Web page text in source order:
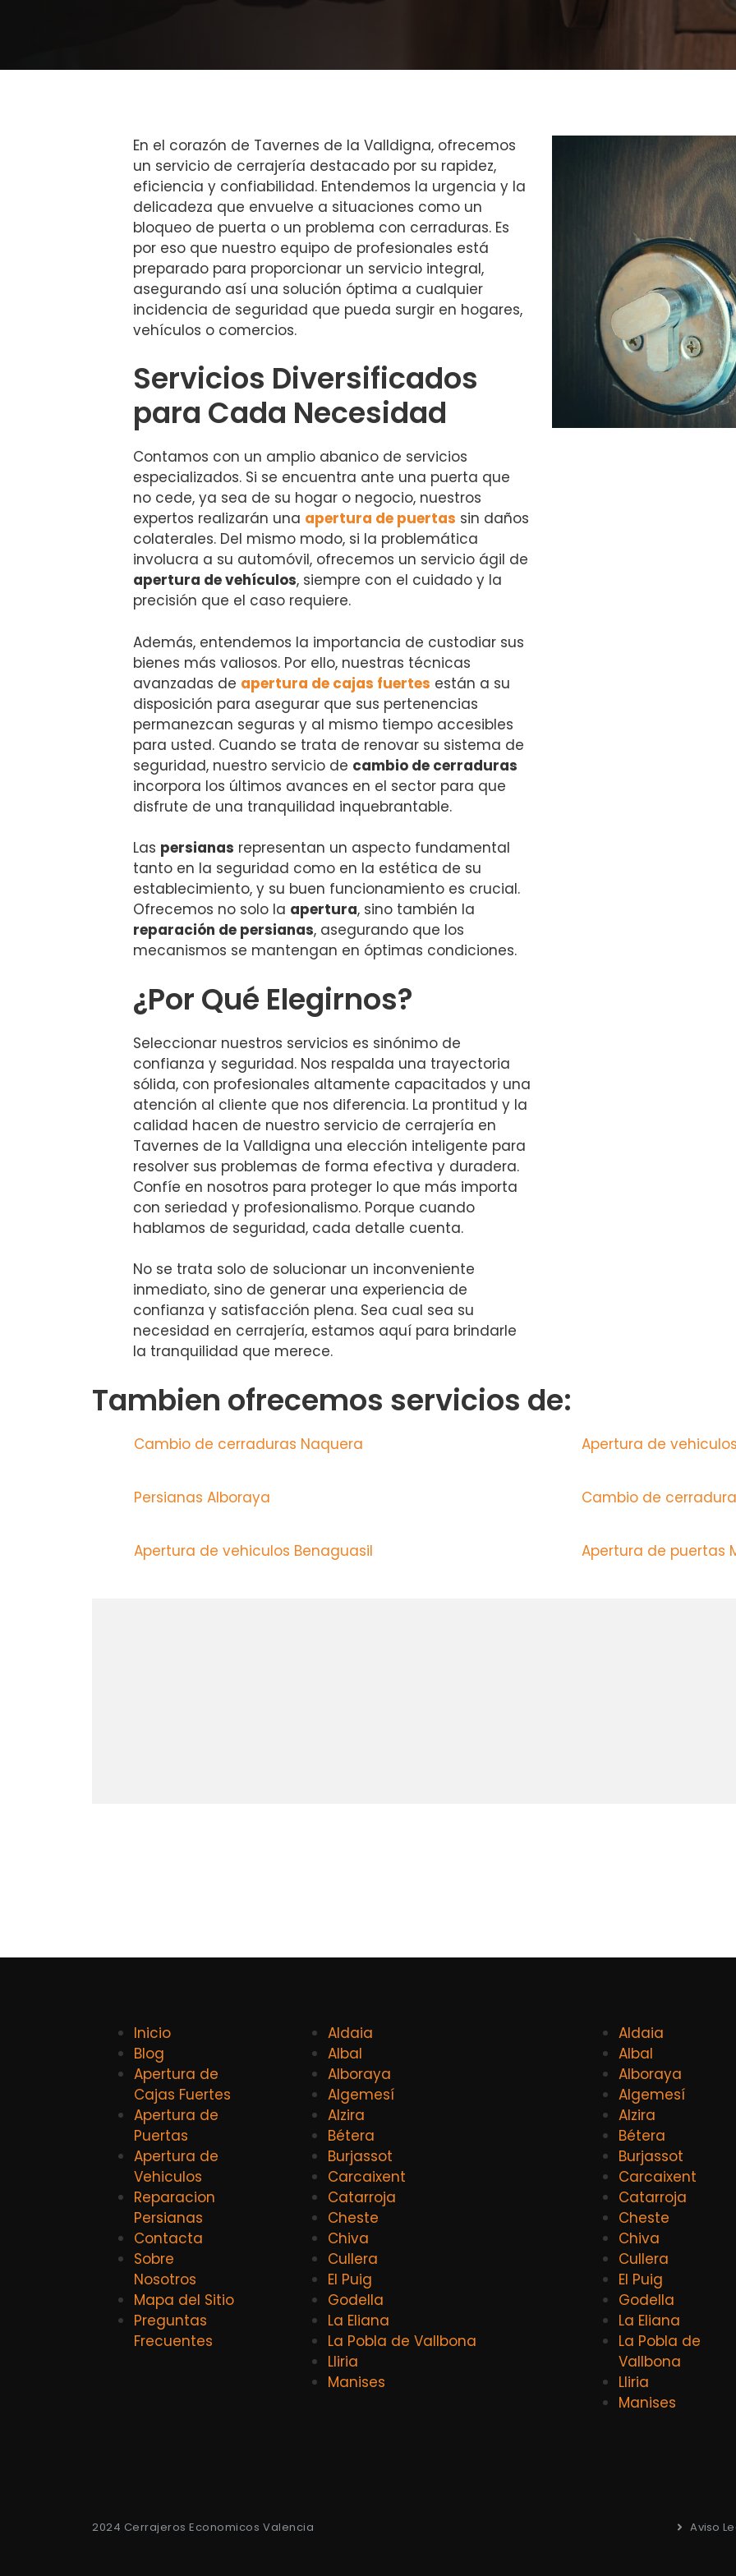
En el corazón de Tavernes de la Valldigna, ofrecemos
un servicio de cerrajería destacado por su rapidez,
eficiencia y confiabilidad. Entendemos la urgencia y la
delicadeza que envuelve a situaciones como un
bloqueo de puerta o un problema con cerraduras. Es
por eso que nuestro equipo de profesionales está
preparado para proporcionar un servicio integral,
asegurando así una solución óptima a cualquier
incidencia de seguridad que pueda surgir en hogares,
vehículos o comercios.
Servicios Diversificados
para Cada Necesidad
Contamos con un amplio abanico de servicios
especializados. Si se encuentra ante una puerta que
no cede, ya sea de su hogar o negocio, nuestros
expertos realizarán una apertura de puertas sin daños
colaterales. Del mismo modo, si la problemática
involucra a su automóvil, ofrecemos un servicio ágil de
apertura de vehículos, siempre con el cuidado y la
precisión que el caso requiere.
Además, entendemos la importancia de custodiar sus
bienes más valiosos. Por ello, nuestras técnicas
avanzadas de apertura de cajas fuertes están a su
disposición para asegurar que sus pertenencias
permanezcan seguras y al mismo tiempo accesibles
para usted. Cuando se trata de renovar su sistema de
seguridad, nuestro servicio de cambio de cerraduras
incorpora los últimos avances en el sector para que
disfrute de una tranquilidad inquebrantable.
Las persianas representan un aspecto fundamental
tanto en la seguridad como en la estética de su
establecimiento, y su buen funcionamiento es crucial.
Ofrecemos no solo la apertura, sino también la
reparación de persianas, asegurando que los
mecanismos se mantengan en óptimas condiciones.
¿Por Qué Elegirnos?
Seleccionar nuestros servicios es sinónimo de
confianza y seguridad. Nos respalda una trayectoria
sólida, con profesionales altamente capacitados y una
atención al cliente que nos diferencia. La prontitud y la
calidad hacen de nuestro servicio de cerrajería en
Tavernes de la Valldigna una elección inteligente para
resolver sus problemas de forma efectiva y duradera.
Confíe en nosotros para proteger lo que más importa
con seriedad y profesionalismo. Porque cuando
hablamos de seguridad, cada detalle cuenta.
No se trata solo de solucionar un inconveniente
inmediato, sino de generar una experiencia de
confianza y satisfacción plena. Sea cual sea su
necesidad en cerrajería, estamos aquí para brindarle
la tranquilidad que merece.
Tambien ofrecemos servicios de:
Cambio de cerraduras Naquera Apertura de
Persianas Alboraya Cambio de
Apertura de vehiculos Benaguasil Apertura de puertas
Inicio
Blog
Apertura de
Cajas Fuertes
Apertura de
Puertas
Apertura de
Vehiculos
Reparacion
Persianas
Contacta
Sobre
Nosotros
Mapa del Sitio
Preguntas
Frecuentes
Aldaia
Albal
Alboraya
Algemesí
Alzira
Bétera
Burjassot
Carcaixent
Catarroja
Cheste
Chiva
Cullera
El Puig
Godella
La Eliana
La Pobla de Vallbona
Lliria
Manises
Aldaia
Albal
Alboraya
Algemesí
Alzira
Bétera
Burjassot
Carcaixent
Catarroja
Cheste
Chiva
Cullera
El Puig
Godella
La Eliana
La Pobla de
Vallbona
Lliria
Manises
2024 Cerrajeros Economicos Valencia Aviso